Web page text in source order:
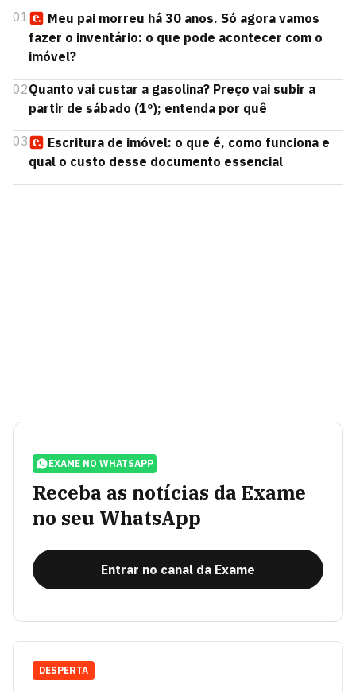
01
Meu pai morreu há 30 anos. Só agora vamos
fazer o inventário: o que pode acontecer com o
imóvel?
02Quanto vai custar a gasolina? Preço vai subir a
partir de sábado (1º); entenda por quê
03
Escritura de imóvel: o que é, como funciona e
qual o custo desse documento essencial
EXAME NO WHATSAPP
Receba as notícias da Exame
no seu WhatsApp
Entrar no canal da Exame
DESPERTA